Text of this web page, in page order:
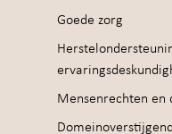
Goede zorg
Mensenrechten en